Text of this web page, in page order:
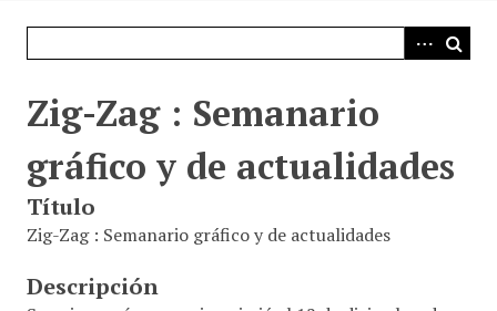
Zig-Zag : Semanario
gráfico y de actualidades
Título
Zig-Zag : Semanario gráfico y de actualidades
Descripción